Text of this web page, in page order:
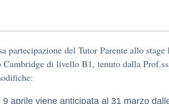
partecipazione del Tutor Parente allo
Cambridge di livello B1, tenuto dalla
9 aprile viene anticipata al 31 marzo